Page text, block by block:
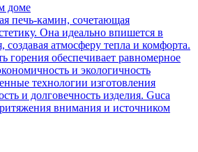
доме
печь-камин, сочетающая
Она идеально впишется в
создавая атмосферу тепла и комфорта.
горения обеспечивает равномерное
и экологичность
технологии изготовления
и долговечность изделия. Guca
внимания и источником